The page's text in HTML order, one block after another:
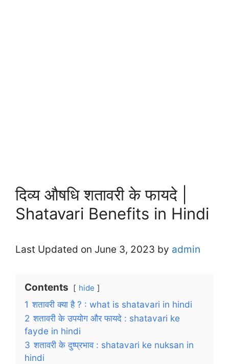
दिव्य औषधि शतावरी के फायदे |
Shatavari Benefits in Hindi
Last Updated on June 3, 2023 by admin
Contents hide
1 शतावरी क्या है ? : what is shatavari in hindi
2 शतावरी के उपयोग और फायदे : shatavari ke
fayde in hindi
3 शतावरी के दुष्प्रभाव : shatavari ke nuksan in
hindi